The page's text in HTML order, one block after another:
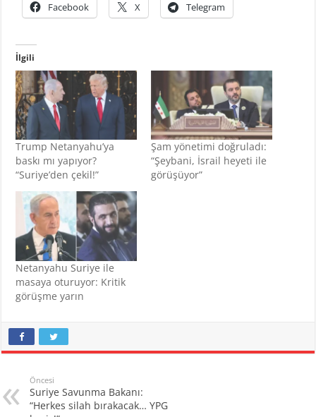
Facebook X Telegram
İlgili
Trump Netanyahu’ya
baskı mı yapıyor?
“Suriye’den çekil!”
Şam yönetimi doğruladı:
“Şeybani, İsrail heyeti ile
görüşüyor”
Netanyahu Suriye ile
masaya oturuyor: Kritik
görüşme yarın
Öncesi
Suriye Savunma Bakanı:
“Herkes silah bırakacak… YPG